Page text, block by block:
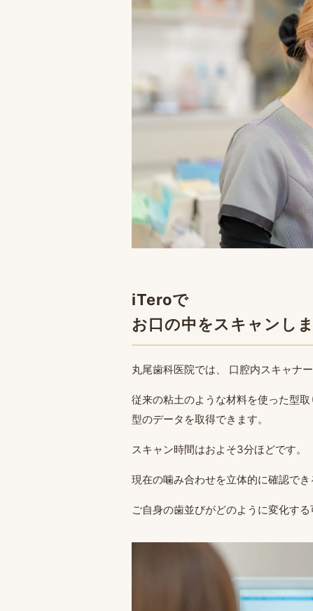
iTeroで
お口の中をスキャンし
丸尾歯科医院では、 口腔内スキャナー
従来の粘土のような材料を使った型
型のデータを取得できます。
スキャン時間はおよそ3分ほどです。
現在の噛み合わせを立体的に確認でき
ご自身の歯並びがどのように変化す